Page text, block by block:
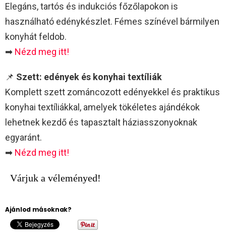
Elegáns, tartós és indukciós főzőlapokon is
használható edénykészlet. Fémes színével bármilyen
konyhát feldob.
➡ Nézd meg itt!
📌 Szett: edények és konyhai textíliák
Komplett szett zománcozott edényekkel és praktikus
konyhai textíliákkal, amelyek tökéletes ajándékok
lehetnek kezdő és tapasztalt háziasszonyoknak
egyaránt.
➡ Nézd meg itt!
Várjuk a véleményed!
Ajánlod másoknak?